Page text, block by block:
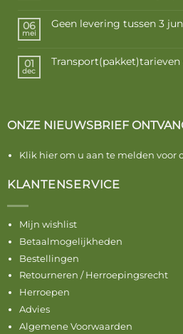
06
mei
Geen levering tussen 3
01
dec
ONZE NIEUWSBRIEF
Klik hier om u aan te melden voor
KLANTENSERVICE
Mijn wishlist
Betaalmogelijkheden
Bestellingen
Retourneren / Herroepingsrecht
Herroepen
Advies
Algemene Voorwaarden